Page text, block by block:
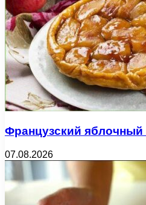
Французский яблочный
07.08.2026